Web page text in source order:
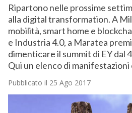
Ripartono nelle prossime
alla digital transformation. A
mobilità, smart home e
e Industria 4.0, a Maratea
dimenticare il summit di EY dal
Qui un elenco di manifestazioni
Pubblicato il 25 Ago 2017